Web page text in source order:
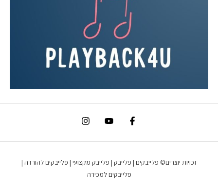
זכויות יוצרים© פלייבקים | פלייבק | פלייבק מקצועי | פלייבקים להורדה |
פלייבקים למכירה